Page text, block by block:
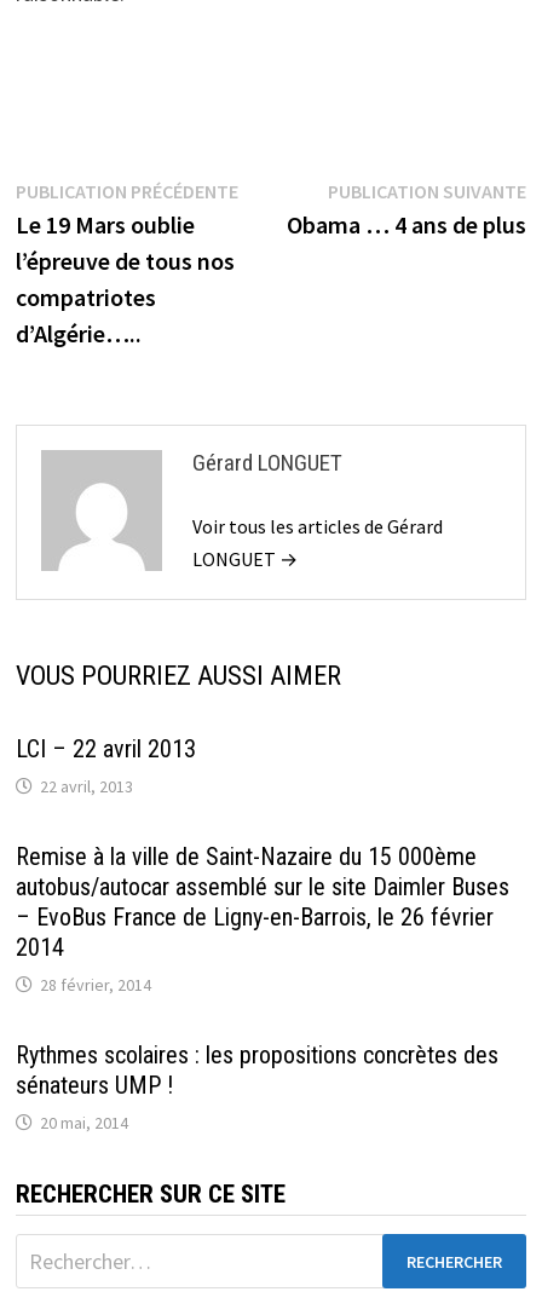
Navigation
de
l’article
PUBLICATION PRÉCÉDENTEPublication
précédente :
Le 19 Mars oublie
l’épreuve de tous nos
compatriotes
d’Algérie…..
PUBLICATION SUIVANTE
Obama … 4 ans de plus
Gérard LONGUET
Voir tous les articles de Gérard
LONGUET →
VOUS POURRIEZ AUSSI AIMER
LCI – 22 avril 2013
22 avril, 2013
Remise à la ville de Saint-Nazaire du 15 000ème
autobus/autocar assemblé sur le site Daimler Buses
– EvoBus France de Ligny-en-Barrois, le 26 février
2014
28 février, 2014
Rythmes scolaires : les propositions concrètes des
sénateurs UMP !
20 mai, 2014
RECHERCHER SUR CE SITE
Rechercher :